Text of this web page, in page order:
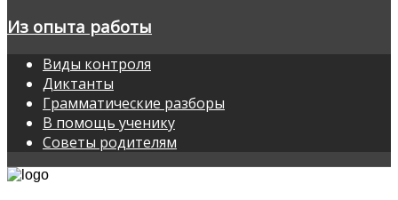
Из опыта работы
Виды контроля
Диктанты
Грамматические разборы
В помощь ученику
Советы родителям